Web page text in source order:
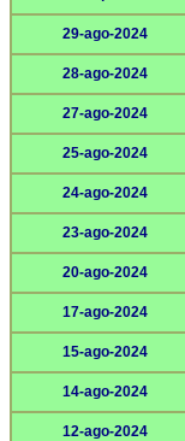
29-ago-2024
28-ago-2024
27-ago-2024
25-ago-2024
24-ago-2024
23-ago-2024
20-ago-2024
17-ago-2024
15-ago-2024
14-ago-2024
12-ago-2024